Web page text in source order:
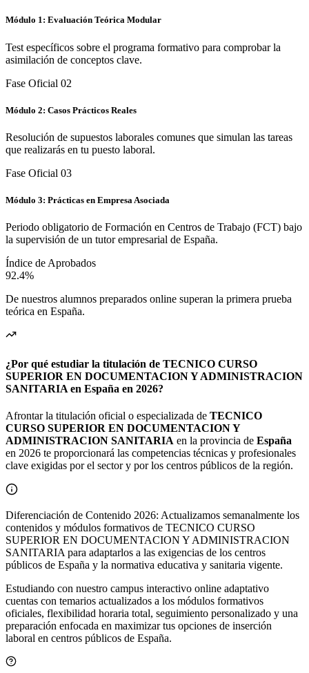
Módulo 1: Evaluación Teórica Modular
Test específicos sobre el programa formativo para comprobar la
asimilación de conceptos clave.
Fase Oficial 02
Módulo 2: Casos Prácticos Reales
Resolución de supuestos laborales comunes que simulan las tareas
que realizarás en tu puesto laboral.
Fase Oficial 03
Módulo 3: Prácticas en Empresa Asociada
Periodo obligatorio de Formación en Centros de Trabajo (FCT) bajo
la supervisión de un tutor empresarial de España.
Índice de Aprobados
92.4%
De nuestros alumnos preparados online superan la primera prueba
teórica en España.
¿Por qué estudiar la titulación de TECNICO CURSO
SUPERIOR EN DOCUMENTACION Y ADMINISTRACION
SANITARIA en España en 2026?
Afrontar la titulación oficial o especializada de TECNICO
CURSO SUPERIOR EN DOCUMENTACION Y
ADMINISTRACION SANITARIA en la provincia de España
en 2026 te proporcionará las competencias técnicas y profesionales
clave exigidas por el sector y por los centros públicos de la región.
Diferenciación de Contenido 2026: Actualizamos semanalmente los
contenidos y módulos formativos de TECNICO CURSO
SUPERIOR EN DOCUMENTACION Y ADMINISTRACION
SANITARIA para adaptarlos a las exigencias de los centros
públicos de España y la normativa educativa y sanitaria vigente.
Estudiando con nuestro campus interactivo online adaptativo
cuentas con temarios actualizados a los módulos formativos
oficiales, flexibilidad horaria total, seguimiento personalizado y una
preparación enfocada en maximizar tus opciones de inserción
laboral en centros públicos de España.